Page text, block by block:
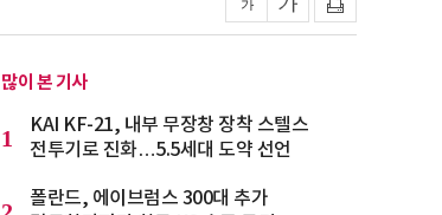
많이 본 기사
1
KAI KF-21, 내부 무장창 장착 스텔스
전투기로 진화…5.5세대 도약 선언
폴란드, 에이브럼스 300대 추가